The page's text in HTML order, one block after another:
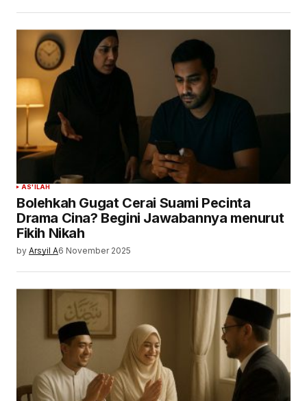
AS'ILAH
Bolehkah Gugat Cerai Suami Pecinta
Drama Cina? Begini Jawabannya menurut
Fikih Nikah
by Arsyil A6 November 2025